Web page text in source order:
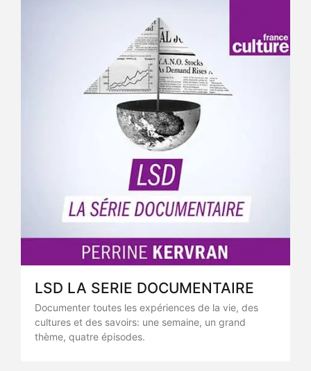
LSD LA SERIE DOCUMENTAIRE
Documenter toutes les expériences de la vie, des
cultures et des savoirs: une semaine, un grand
thème, quatre épisodes.